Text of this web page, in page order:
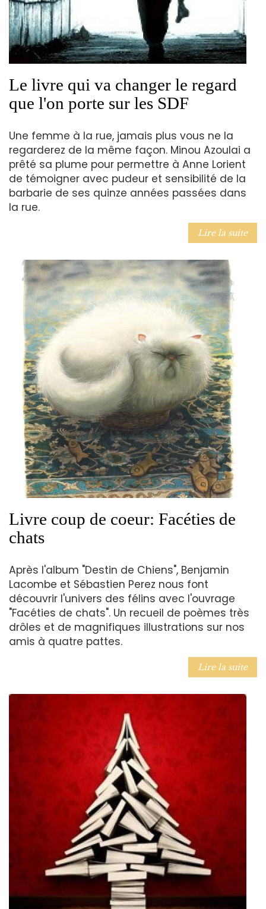
Le livre qui va changer le regard
que l'on porte sur les SDF
Une femme à la rue, jamais plus vous ne la
regarderez de la même façon. Minou Azoulai a
prêté sa plume pour permettre à Anne Lorient
de témoigner avec pudeur et sensibilité de la
barbarie de ses quinze années passées dans
la rue.
Lire la suite
Livre coup de coeur: Facéties de
chats
Après l'album "Destin de Chiens", Benjamin
Lacombe et Sébastien Perez nous font
découvrir l'univers des félins avec l'ouvrage
"Facéties de chats". Un recueil de poèmes très
drôles et de magnifiques illustrations sur nos
amis à quatre pattes.
Lire la suite